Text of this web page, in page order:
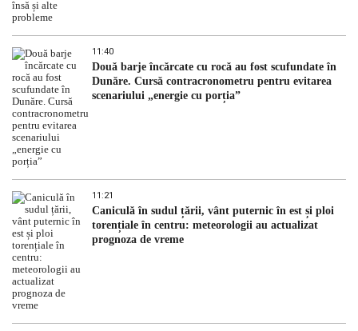
11:40
Două barje încărcate cu rocă au fost scufundate în
Dunăre. Cursă contracronometru pentru evitarea
scenariului „energie cu porția”
11:21
Caniculă în sudul țării, vânt puternic în est și ploi
torențiale în centru: meteorologii au actualizat
prognoza de vreme